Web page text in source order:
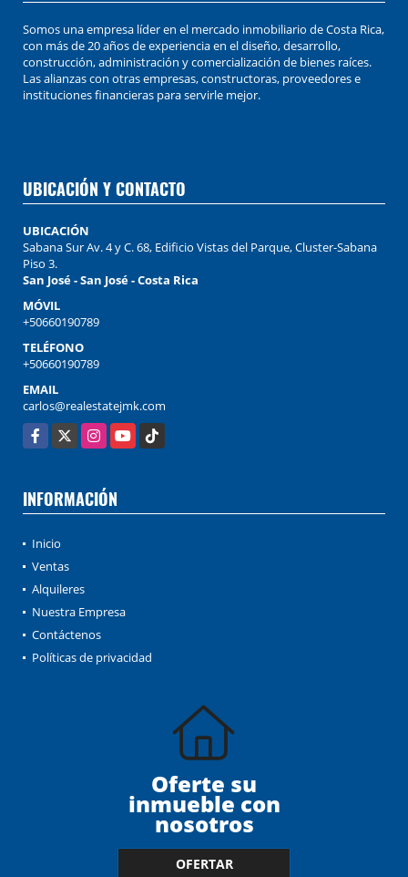
Somos una empresa líder en el mercado inmobiliario de Costa Rica,
con más de 20 años de experiencia en el diseño, desarrollo,
construcción, administración y comercialización de bienes raíces.
Las alianzas con otras empresas, constructoras, proveedores e
instituciones financieras para servirle mejor.
UBICACIÓN Y CONTACTO
UBICACIÓN
Sabana Sur Av. 4 y C. 68, Edificio Vistas del Parque, Cluster-Sabana
Piso 3.
San José - San José - Costa Rica
MÓVIL
+50660190789
TELÉFONO
+50660190789
EMAIL
carlos@realestatejmk.com
Facebook
X InstagramYouTubeTikTok
INFORMACIÓN
Inicio
Ventas
Alquileres
Nuestra Empresa
Contáctenos
Políticas de privacidad
Oferte su
inmueble con
nosotros
OFERTAR